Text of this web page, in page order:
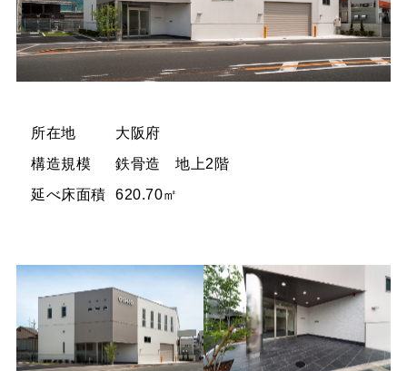
所在地
大阪府
構造規模
鉄骨造 地上2階
延べ床面積
620.70㎡